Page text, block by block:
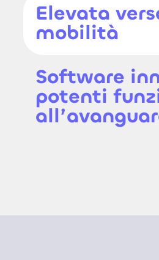
Elevata
mobilità
Software
potenti